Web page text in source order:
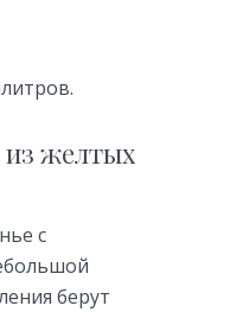
из желтых
с
берут